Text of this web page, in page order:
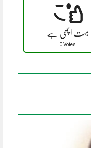
بہت اچھی ہے
0 Votes